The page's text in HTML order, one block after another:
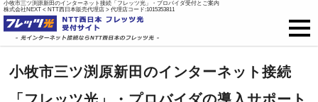
小牧市三ツ渕原新田のインターネット接続「フレッツ光」・プロバイダ受付とご案内
株式会社NEXT < NTT西日本販売代理店 > 代理店コード:1015353811
戸建て向け料金
小牧市三ツ渕原新田のインターネット接続